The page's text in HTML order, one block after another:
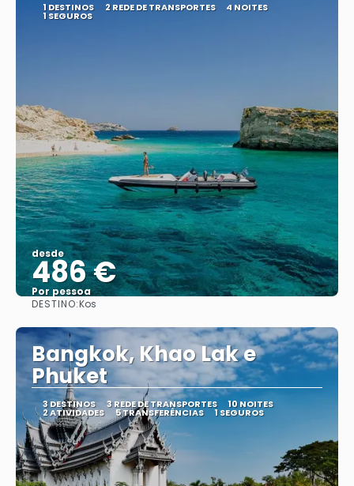
1 DESTINOS 2 REDE DE TRANSPORTES 4 NOITES
1 SEGUROS
desde
486 €
Por pessoa
DESTINO:Kos
Bangkok, Khao Lak e
Phuket
3 DESTINOS 3 REDE DE TRANSPORTES 10 NOITES
2 ATIVIDADES 5 TRANSFERÊNCIAS 1 SEGUROS